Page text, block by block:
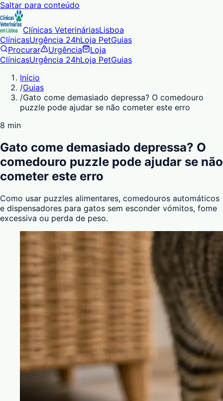
Saltar para conteúdo
Clínicas VeterináriasLisboa
ClínicasUrgência 24hLoja PetGuias
Procurar
Urgência
Loja
ClínicasUrgência 24hLoja PetGuias
Início
/Guias
/Gato come demasiado depressa? O comedouro
puzzle pode ajudar se não cometer este erro
8 min
Gato come demasiado depressa? O
comedouro puzzle pode ajudar se não
cometer este erro
Como usar puzzles alimentares, comedouros automáticos
e dispensadores para gatos sem esconder vómitos, fome
excessiva ou perda de peso.